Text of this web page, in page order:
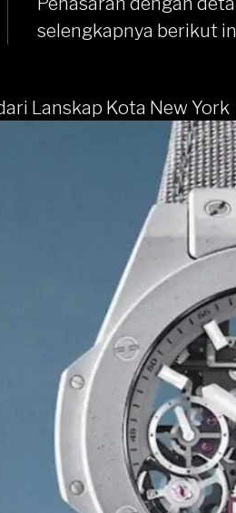
selengkapnya berikut
Lanskap Kota New York